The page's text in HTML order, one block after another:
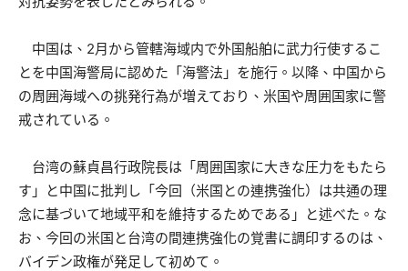
中国は、2月から管轄海域内で外国船舶に武力行使するこ
とを中国海警局に認めた「海警法」を施行。以降、中国から
の周囲海域への挑発行為が増えており、米国や周囲国家に警
戒されている。
台湾の蘇貞昌行政院長は「周囲国家に大きな圧力をもたら
す」と中国に批判し「今回（米国との連携強化）は共通の理
念に基づいて地域平和を維持するためである」と述べた。な
お、今回の米国と台湾の間連携強化の覚書に調印するのは、
バイデン政権が発足して初めて。